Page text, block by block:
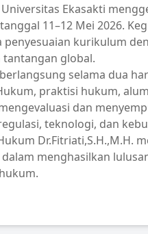
Ekasakti
11–12 Mei 2026.
penyesuaian kurikulum
tantangan global.
selama dua
praktisi hukum,
dan
teknologi, dan
Dr.Fitriati,S.H.,M.H.
menghasilkan